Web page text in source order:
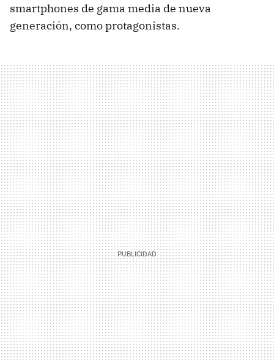
smartphones de gama media de nueva
generación, como protagonistas.